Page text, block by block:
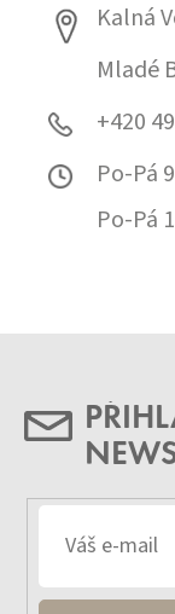
Kalná
Mladé
+420
Po-Pá
Po-Pá